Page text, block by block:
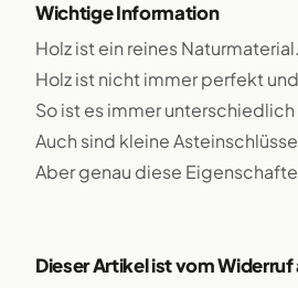
Wichtige Information
Holz ist ein reines Naturmaterial.
Holz ist nicht immer perfekt
So ist es immer
Auch sind kleine
Aber genau diese
Dieser Artikel ist vom